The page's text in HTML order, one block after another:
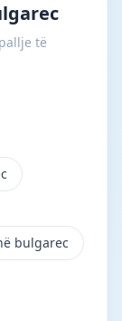
të
bulgarec